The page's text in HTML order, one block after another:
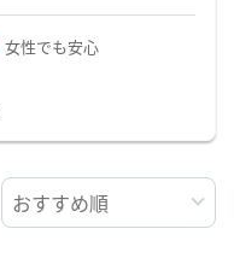
女性でも安心